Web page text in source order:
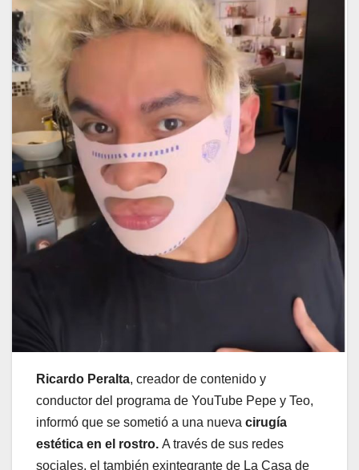
Ricardo Peralta, creador de contenido y
conductor del programa de YouTube Pepe y Teo,
informó que se sometió a una nueva cirugía
estética en el rostro. A través de sus redes
sociales, el también exintegrante de La Casa de